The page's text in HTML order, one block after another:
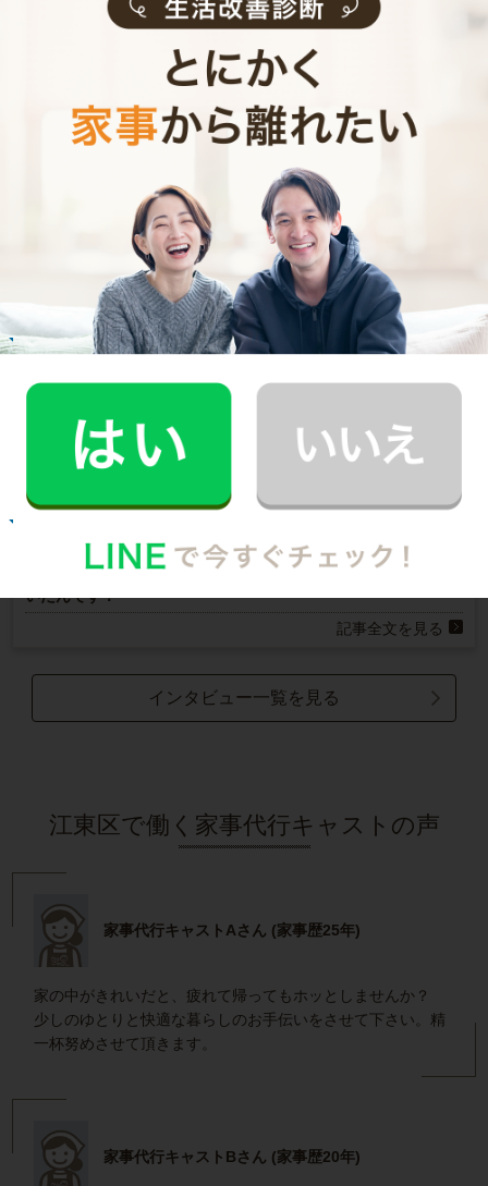
お掃除代行のサービス内容
お掃除代行のサービス料金
ご利用者インタビュー
Customer Interview
お掃除
M.T.さん
まるで実家の母親が家事を手伝いにきてくれた
記事全文を見る
お掃除
30代 共働き 育児休暇中
いたんです！
記事全文を見る
インタビュー一覧を見る
江東区で働く家事代行キャストの声
家事代行キャストAさん (家事歴25年)
家の中がきれいだと、疲れて帰ってもホッとしませんか？
少しのゆとりと快適な暮らしのお手伝いをさせて下さい。精
一杯努めさせて頂きます。
家事代行キャストBさん (家事歴20年)